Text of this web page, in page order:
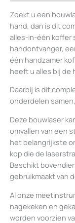
Zoekt u een
hand, dan is dit
alles-in-één koffer
handontvanger,
één handzamer
heeft u alles bij de
Daarbij is dit
onderdelen
Deze bouwlaser
omvallen van een
het belangrijkste
kop die de
Beschikt
gebruikmaakt van
Al onze
nagekeken en
worden voorzien